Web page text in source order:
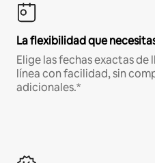
La flexibilidad que
Elige las fechas exactas de
línea con facilidad, sin
adicionales.*